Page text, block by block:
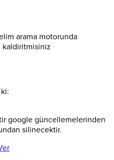
arama motorunda
kaldiritmisiniz
google güncellemelerinden
silinecektir.